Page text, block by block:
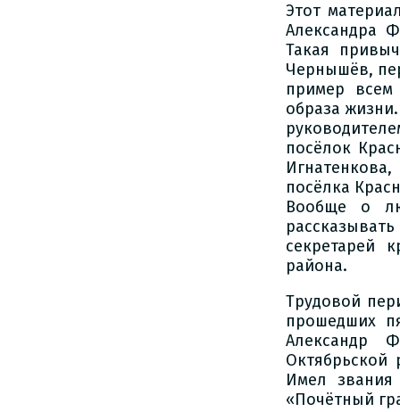
Этот
Александра
Такая
Чернышёв,
пример всем
образа
посёлок
посёлка
Вообще о
секретарей
района.
Трудовой
прошедших
Александр
Октябрьской
Имел звания
«Почётный